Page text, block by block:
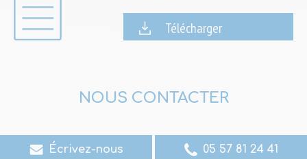
Télécharger
NOUS CONTACTER
Écrivez-nous 05 57 81 24 41